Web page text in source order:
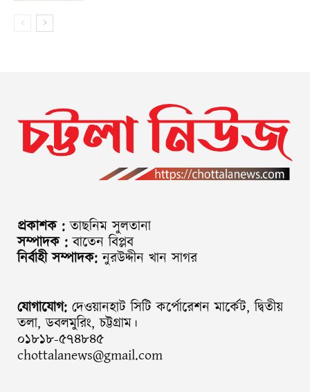
প্রকাশক : তাছনিম সুলতানা
সম্পাদক : বাতেন বিপ্লব
নির্বাহী সম্পাদক: নুরউদ্দীন খান সাগর
যোগাযোগ: দেওয়ানহাট সিটি কর্পোরেশন মার্কেট, দ্বিতীয়
তলা, ডবলমুরিং, চট্টগ্রাম।
০১৮১৮-৫৭৪৮৪৫
chottalanews@gmail.com